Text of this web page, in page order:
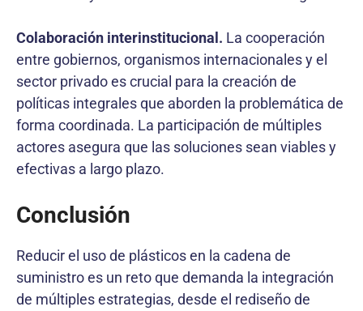
Colaboración interinstitucional. La cooperación
entre gobiernos, organismos internacionales y el
sector privado es crucial para la creación de
políticas integrales que aborden la problemática de
forma coordinada. La participación de múltiples
actores asegura que las soluciones sean viables y
efectivas a largo plazo.
Conclusión
Reducir el uso de plásticos en la cadena de
suministro es un reto que demanda la integración
de múltiples estrategias, desde el rediseño de